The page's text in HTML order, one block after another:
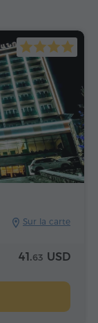
Sur la carte
41.63 USD